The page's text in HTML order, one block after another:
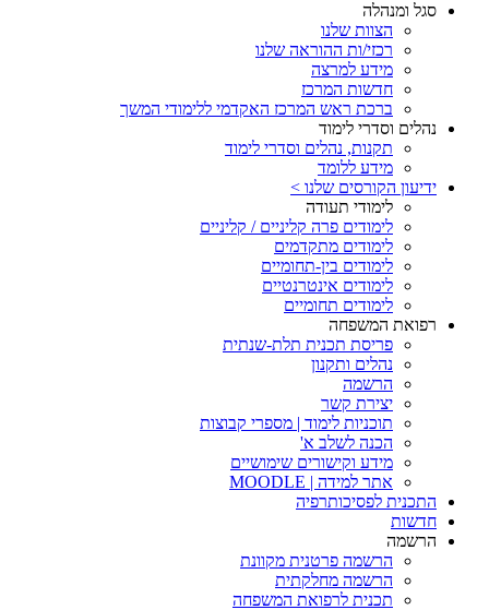
סגל ומנהלה
הצוות שלנו
רכזי/ות ההוראה שלנו
מידע למרצה
חדשות המרכז
ברכת ראש המרכז האקדמי ללימודי המשך
נהלים וסדרי לימוד
תקנות, נהלים וסדרי לימוד
מידע ללומד
ידיעון הקורסים שלנו >
לימודי תעודה
לימודים פרה קליניים / קליניים
לימודים מתקדמים
לימודים בין-תחומיים
לימודים אינטרנטיים
לימודים תחומיים
רפואת המשפחה
פריסת תכנית תלת-שנתית
נהלים ותקנון
הרשמה
יצירת קשר
תוכניות לימוד | מספרי קבוצות
הכנה לשלב א'
מידע וקישורים שימושיים
אתר למידה | MOODLE
התכנית לפסיכותרפיה
חדשות
הרשמה
הרשמה פרטנית מקוונת
הרשמה מחלקתית
תכנית לרפואת המשפחה